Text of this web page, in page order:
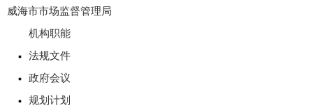
威海市市场监督管理局
机构职能
法规文件
政府会议
规划计划